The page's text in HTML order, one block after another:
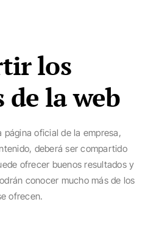
los
la web
página oficial de la empresa,
deberá ser compartido
ofrecer buenos resultados y
conocer mucho más de los
ofrecen.